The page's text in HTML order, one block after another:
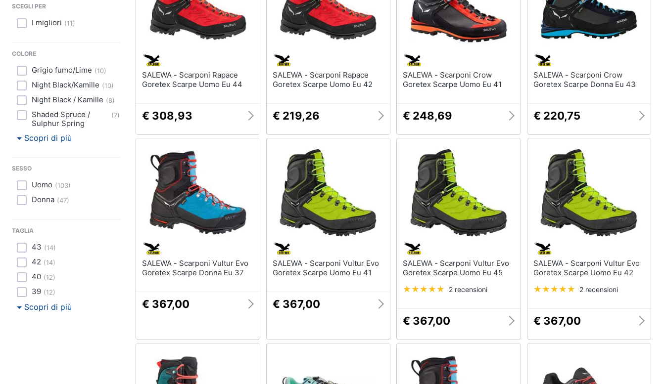
Sport
Animali
Libri, cd e dvd
Festività e ricorrenze
Promozioni
SCEGLI PER
I migliori (11)
COLORE
Grigio fumo/Lime (10)
Night Black/Kamille (10)
Night Black / Kamille (8)
Shaded Spruce /
Sulphur Spring
(7)
Scopri di più
SESSO
Uomo (103)
Donna (47)
TAGLIA
43 (14)
42 (14)
40 (12)
39 (12)
Scopri di più
SALEWA - Scarponi Rapace
Goretex Scarpe Uomo Eu 44
€ 308,93
SALEWA - Scarponi Rapace
Goretex Scarpe Uomo Eu 42
€ 219,26
SALEWA - Scarponi Crow
Goretex Scarpe Uomo Eu 41
€ 248,69
SALEWA - Scarponi Crow
Goretex Scarpe Donna Eu 43
€ 220,75
SALEWA - Scarponi Vultur Evo
Goretex Scarpe Donna Eu 37
€ 367,00
SALEWA - Scarponi Vultur Evo
Goretex Scarpe Uomo Eu 41
€ 367,00
SALEWA - Scarponi Vultur Evo
Goretex Scarpe Uomo Eu 45
2 recensioni
€ 367,00
SALEWA - Scarponi Vultur Evo
Goretex Scarpe Uomo Eu 42
2 recensioni
€ 367,00